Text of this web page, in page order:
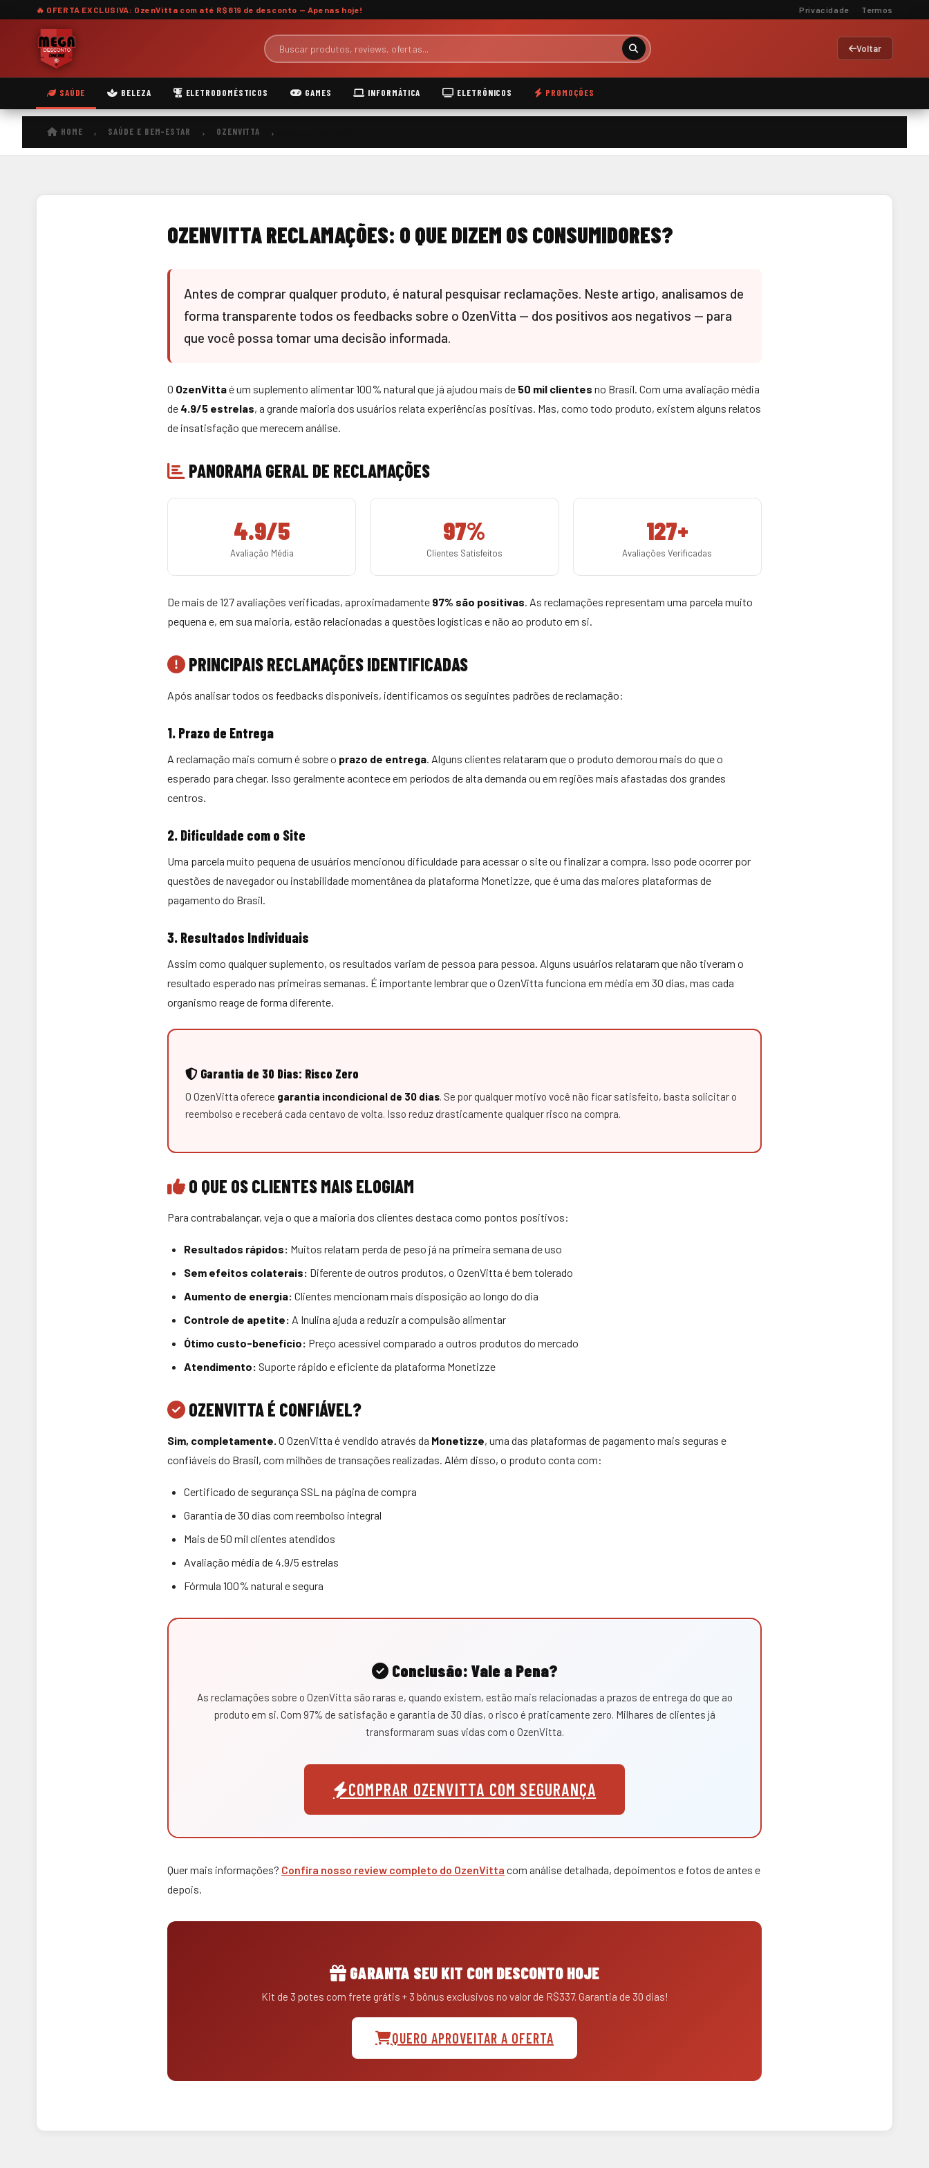
🔥 OFERTA EXCLUSIVA: OzenVitta com até R$819 de desconto — Apenas hoje! Privacidade Termos
Voltar
SAÚDE BELEZA ELETRODOMÉSTICOS GAMES INFORMÁTICA ELETRÔNICOS PROMOÇÕES
HOME › SAÚDE E BEM-ESTAR › OZENVITTA ›
OZENVITTA RECLAMAÇÕES: O QUE DIZEM OS CONSUMIDORES?
Antes de comprar qualquer produto, é natural pesquisar reclamações. Neste artigo, analisamos de
forma transparente todos os feedbacks sobre o OzenVitta — dos positivos aos negativos — para
que você possa tomar uma decisão informada.
O OzenVittaé um suplemento alimentar 100% natural que já ajudou mais de 50 mil clientes no Brasil. Com uma avaliação média
de 4.9/5 estrelas, a grande maioria dos usuários relata experiências positivas. Mas, como todo produto, existem alguns relatos
de insatisfação que merecem análise.
PANORAMA GERAL DE RECLAMAÇÕES
4.9/5
Avaliação Média
97%
Clientes Satisfeitos
127+
Avaliações Verificadas
De mais de 127 avaliações verificadas, aproximadamente 97% são positivas. As reclamações representam uma parcela muito
pequena e, em sua maioria, estão relacionadas a questões logísticas e não ao produto em si.
PRINCIPAIS RECLAMAÇÕES IDENTIFICADAS
Após analisar todos os feedbacks disponíveis, identificamos os seguintes padrões de reclamação:
1. Prazo de Entrega
A reclamação mais comum é sobre o prazo de entrega. Alguns clientes relataram que o produto demorou mais do que o
esperado para chegar. Isso geralmente acontece em períodos de alta demanda ou em regiões mais afastadas dos grandes
centros.
2. Dificuldade com o Site
Uma parcela muito pequena de usuários mencionou dificuldade para acessar o site ou finalizar a compra. Isso pode ocorrer por
questões de navegador ou instabilidade momentânea da plataforma Monetizze, que é uma das maiores plataformas de
pagamento do Brasil.
3. Resultados Individuais
Assim como qualquer suplemento, os resultados variam de pessoa para pessoa. Alguns usuários relataram que não tiveram o
resultado esperado nas primeiras semanas. É importante lembrar que o OzenVitta funciona em média em 30 dias, mas cada
organismo reage de forma diferente.
Garantia de 30 Dias: Risco Zero
O OzenVitta oferece garantia incondicional de 30 dias. Se por qualquer motivo você não ficar satisfeito, basta solicitar o
reembolso e receberá cada centavo de volta. Isso reduz drasticamente qualquer risco na compra.
O QUE OS CLIENTES MAIS ELOGIAM
Para contrabalançar, veja o que a maioria dos clientes destaca como pontos positivos:
Resultados rápidos: Muitos relatam perda de peso já na primeira semana de uso
Sem efeitos colaterais: Diferente de outros produtos, o OzenVitta é bem tolerado
Aumento de energia: Clientes mencionam mais disposição ao longo do dia
Controle de apetite: A Inulina ajuda a reduzir a compulsão alimentar
Ótimo custo-benefício: Preço acessível comparado a outros produtos do mercado
Atendimento: Suporte rápido e eficiente da plataforma Monetizze
OZENVITTA É CONFIÁVEL?
Sim, completamente. O OzenVitta é vendido através da Monetizze, uma das plataformas de pagamento mais seguras e
confiáveis do Brasil, com milhões de transações realizadas. Além disso, o produto conta com:
Certificado de segurança SSL na página de compra
Garantia de 30 dias com reembolso integral
Mais de 50 mil clientes atendidos
Avaliação média de 4.9/5 estrelas
Fórmula 100% natural e segura
Conclusão: Vale a Pena?
As reclamações sobre o OzenVitta são raras e, quando existem, estão mais relacionadas a prazos de entrega do que ao
produto em si. Com 97% de satisfação e garantia de 30 dias, o risco é praticamente zero. Milhares de clientes já
transformaram suas vidas com o OzenVitta.
COMPRAR OZENVITTA COM SEGURANÇA
Quer mais informações? Confira nosso review completo do OzenVitta com análise detalhada, depoimentos e fotos de antes e
depois.
GARANTA SEU KIT COM DESCONTO HOJE
Kit de 3 potes com frete grátis + 3 bônus exclusivos no valor de R$337. Garantia de 30 dias!
QUERO APROVEITAR A OFERTA